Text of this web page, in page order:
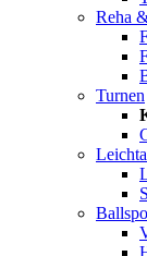
Reha
Turnen